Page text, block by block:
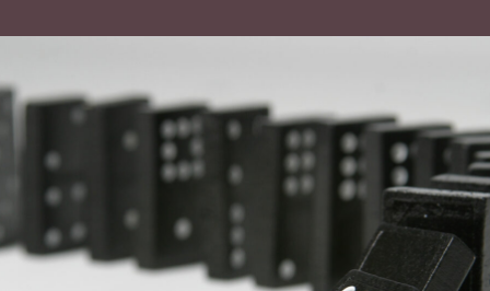
Zicht
Op
Passende
Onderwijsplek